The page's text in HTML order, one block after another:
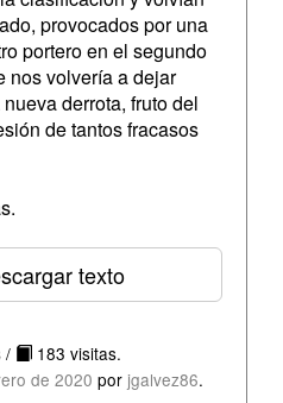
provocados por una
portero en el segundo
nos volvería a dejar
derrota, fruto del
de tantos fracasos
texto
/
183 visitas.
de 2020 por jgalvez86.